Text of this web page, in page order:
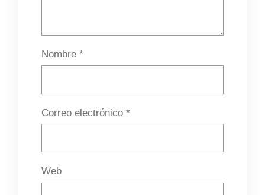
Nombre *
Correo electrónico *
Web